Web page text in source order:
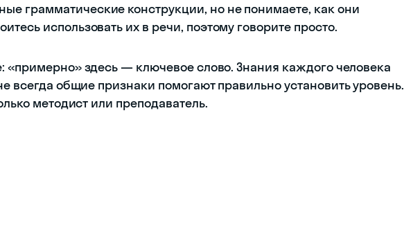
грамматические конструкции, но не понимаете, как они
использовать их в речи, поэтому говорите просто.
«примерно» здесь — ключевое слово. Знания каждого человека
всегда общие признаки помогают правильно установить уровень.
методист или преподаватель.